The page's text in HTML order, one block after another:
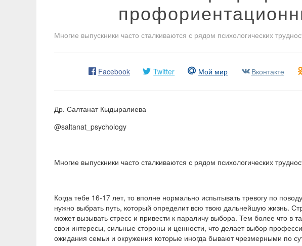
Многие выпускники часто сталкиваются с рядом психологических
Facebook Twitter Мой мир Вконтакте
Др. Салтанат Кыдыралиева
@saltanat_psychology
Многие выпускники часто сталкиваются с рядом психологических
Когда тебе 16-17 лет, то вполне нормально испытывать тревогу по
нужно выбрать путь, который определит всю твою дальнейшую жизнь.
может вызывать стресс и привести к параличу выбора. Тем более что
свои интересы, сильные стороны и ценности, что делает выбор
ожидания семьи и окружения которые иногда бывают чрезмерными по